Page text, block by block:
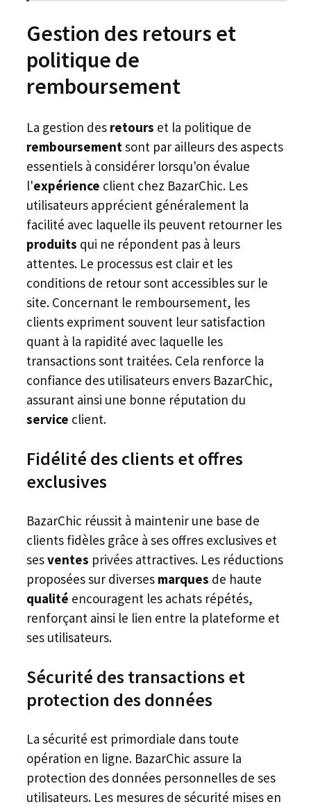
Gestion des retours et
politique de
remboursement
La gestion des retours et la politique de
remboursementsont par ailleurs des aspects
essentiels à considérer lorsqu'on évalue
l'expérience client chez BazarChic. Les
utilisateurs apprécient généralement la
facilité avec laquelle ils peuvent retourner les
produits qui ne répondent pas à leurs
attentes. Le processus est clair et les
conditions de retour sont accessibles sur le
site. Concernant le remboursement, les
clients expriment souvent leur satisfaction
quant à la rapidité avec laquelle les
transactions sont traitées. Cela renforce la
confiance des utilisateurs envers BazarChic,
assurant ainsi une bonne réputation du
service client.
Fidélité des clients et offres
exclusives
BazarChic réussit à maintenir une base de
clients fidèles grâce à ses offres exclusives et
sesventes privées attractives. Les réductions
proposées sur diverses marques de haute
qualité encouragent les achats répétés,
renforçant ainsi le lien entre la plateforme et
ses utilisateurs.
Sécurité des transactions et
protection des données
La sécurité est primordiale dans toute
opération en ligne. BazarChic assure la
protection des données personnelles de ses
utilisateurs. Les mesures de sécurité mises en